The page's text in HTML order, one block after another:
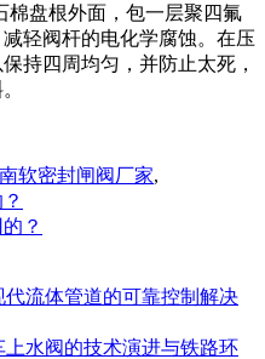
棉盘根外面，包一层聚四氟
轻阀杆的电化学腐蚀。在压
持四周均匀，并防止太死，
软密封闸阀厂家,
？
流体管道的可靠控制解决
水阀的技术演进与铁路环